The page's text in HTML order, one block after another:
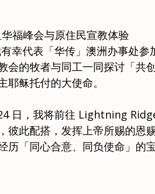
福峰会与原住民宣教体验
幸代表「华传」澳洲办事处
会的牧者与同工一同探讨「共
稣托付的大使命。
日，我将前往 Lightning
彼此配搭，发挥上帝所赐的恩
历「同心合意、同负使命」的